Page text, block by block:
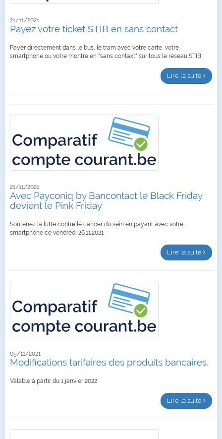
21/11/2021
Payez votre ticket STIB en sans contact
Payer directement dans le bus, le tram avec votre carte, votre
smartphone ou votre montre en "sans contaxt" sur tous le réseau STIB
Lire la suite
21/11/2021
Avec Payconiq by Bancontact le Black Friday
devient le Pink Friday
Soutenez la lutte contre le cancer du sein en payant avec votre
smartphone ce vendredi 26.11.2021
Lire la suite
05/11/2021
Modifications tarifaires des produits bancaires.
Valable à partir du 1 janvier 2022
Lire la suite